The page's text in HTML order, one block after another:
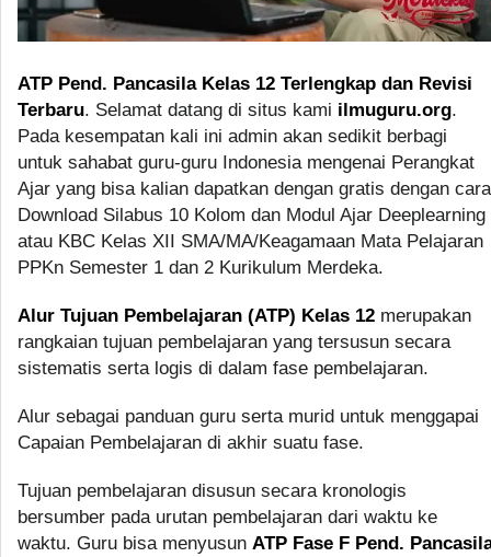
ATP Pend. Pancasila Kelas 12 Terlengkap dan Revisi
Terbaru. Selamat datang di situs kami ilmuguru.org.
Pada kesempatan kali ini admin akan sedikit berbagi
untuk sahabat guru-guru Indonesia mengenai Perangkat
Ajar yang bisa kalian dapatkan dengan gratis dengan cara
Download Silabus 10 Kolom dan Modul Ajar Deeplearning
atau KBC Kelas XII SMA/MA/Keagamaan Mata Pelajaran
PPKn Semester 1 dan 2 Kurikulum Merdeka.
Alur Tujuan Pembelajaran (ATP) Kelas 12 merupakan
rangkaian tujuan pembelajaran yang tersusun secara
sistematis serta logis di dalam fase pembelajaran.
Alur sebagai panduan guru serta murid untuk menggapai
Capaian Pembelajaran di akhir suatu fase.
Tujuan pembelajaran disusun secara kronologis
bersumber pada urutan pembelajaran dari waktu ke
waktu. Guru bisa menyusun ATP Fase F Pend.